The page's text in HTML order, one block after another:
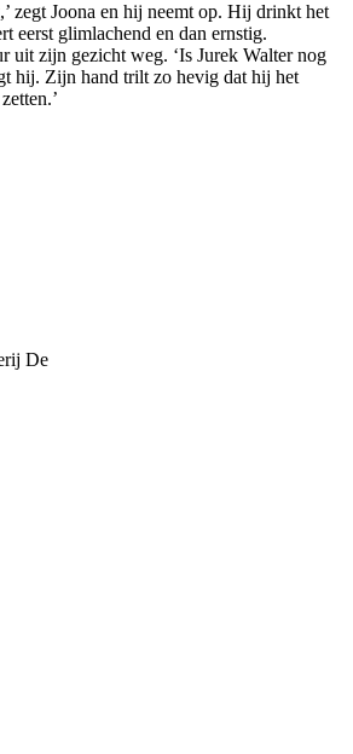
zegt Joona en hij neemt op. Hij drinkt het
eerst glimlachend en dan ernstig.
uit zijn gezicht weg. ‘Is Jurek Walter nog
hij. Zijn hand trilt zo hevig dat hij het
De